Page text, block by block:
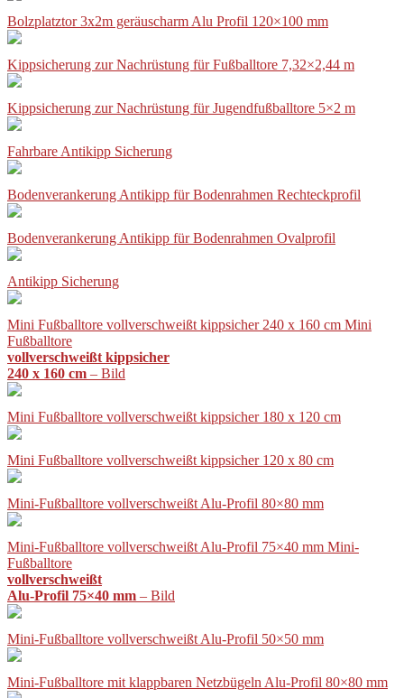
Bolzplatztor 3x2m geräuscharm Alu Profil 120×100 mm
Kippsicherung zur Nachrüstung für Fußballtore 7,32×2,44 m
Kippsicherung zur Nachrüstung für Jugendfußballtore 5×2 m
Fahrbare Antikipp Sicherung
Bodenverankerung Antikipp für Bodenrahmen Rechteckprofil
Bodenverankerung Antikipp für Bodenrahmen Ovalprofil
Antikipp Sicherung
Mini Fußballtore vollverschweißt kippsicher 240 x 160 cm Mini
Fußballtore
vollverschweißt kippsicher
240 x 160 cm – Bild
Mini Fußballtore vollverschweißt kippsicher 180 x 120 cm
Mini Fußballtore vollverschweißt kippsicher 120 x 80 cm
Mini-Fußballtore vollverschweißt Alu-Profil 80×80 mm
Mini-Fußballtore vollverschweißt Alu-Profil 75×40 mm Mini-
Fußballtore
vollverschweißt
Alu-Profil 75×40 mm – Bild
Mini-Fußballtore vollverschweißt Alu-Profil 50×50 mm
Mini-Fußballtore mit klappbaren Netzbügeln Alu-Profil 80×80 mm